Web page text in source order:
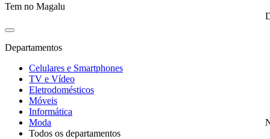
Tem no Magalu
Departamentos
Celulares e Smartphones
TV e Vídeo
Eletrodomésticos
Móveis
Informática
Moda
Todos os departamentos